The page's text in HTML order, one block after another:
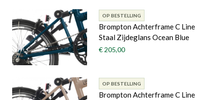
OP BESTELLING
Brompton Achterframe C Line
Staal Zijdeglans Ocean Blue
€ 205,00
OP BESTELLING
Brompton Achterframe C Line